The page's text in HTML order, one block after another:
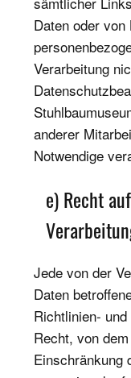
Daten oder
Verarbeitung
anderer
Notwendige
e) Recht
Jede von der
Daten
Richtlinien-
Recht, von
Einschränkung